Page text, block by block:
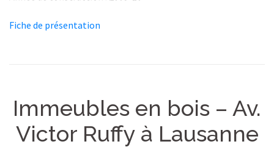
Fiche de présentation
Immeubles en bois – Av.
Victor Ruffy à Lausanne